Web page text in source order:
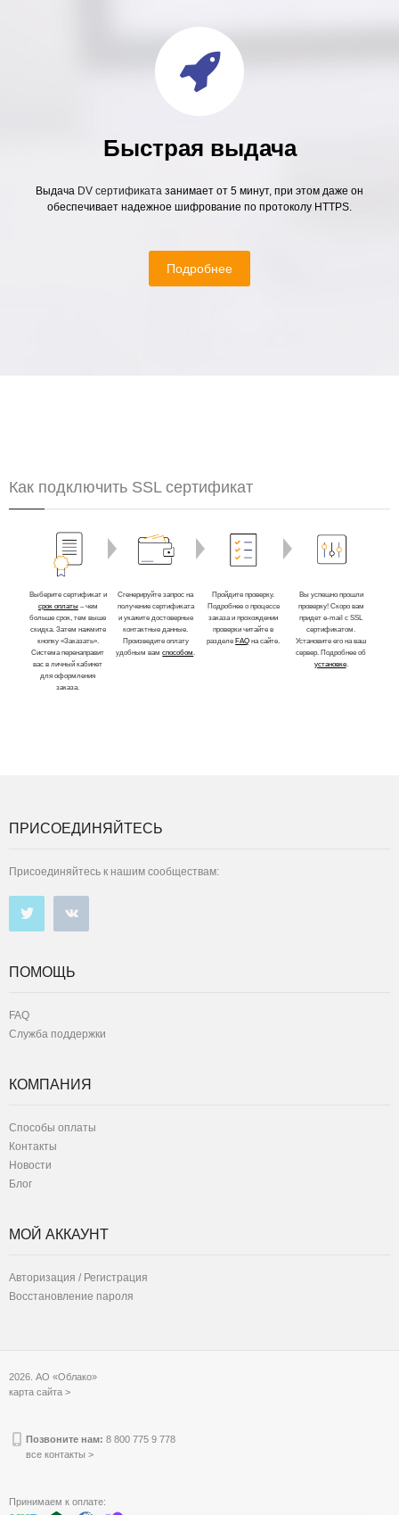
Быстрая выдача
Выдача DV сертификата занимает от 5 минут, при этом даже он
обеспечивает надежное шифрование по протоколу HTTPS.
Подробнее
Как подключить SSL сертификат
Выберите сертификат и
срок оплаты– чем
больше срок, тем выше
скидка. Затем нажмите
кнопку «Заказать».
Система перенаправит
вас в личный кабинет
для оформления
заказа.
Сгенерируйте запрос на
получение сертификата
и укажите достоверные
контактные данные.
Произведите оплату
удобным вамспособом.
Пройдите проверку.
Подробнее о процессе
заказа и прохождении
проверки читайте в
разделеFAQ на сайте.
Вы успешно прошли
проверку! Скоро вам
придет e-mail с SSL
сертификатом.
Установите его на ваш
сервер. Подробнее об
установке.
ПРИСОЕДИНЯЙТЕСЬ
Присоединяйтесь к нашим сообществам:
ПОМОЩЬ
FAQ
Служба поддержки
КОМПАНИЯ
Способы оплаты
Контакты
Новости
Блог
МОЙ АККАУНТ
Авторизация / Регистрация
Восстановление пароля
2026. АО «Облако»
карта сайта >
Позвоните нам: 8 800 775 9 778
все контакты >
Принимаем к оплате: